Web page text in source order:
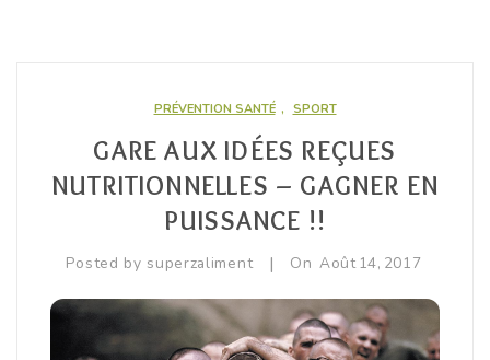
PRÉVENTION SANTÉ , SPORT
GARE AUX IDÉES REÇUES
NUTRITIONNELLES – GAGNER EN
PUISSANCE !!
Posted by superzaliment | On Août14, 2017